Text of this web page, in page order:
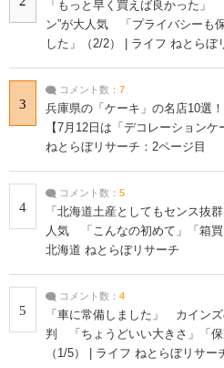
「もっと早く買えば良かった」
ン”が大人気 「プライバシーも
した」（2/2） | ライフ ねとらぼ
3
コメント数： 7
兵庫県の「ケーキ」の名店10選
【7月12日は「デコレーション
ねとらぼリサーチ：2ページ目
4
コメント数： 5
「北海道土産としてもセンス抜
人気 「こんなの初めて」「箱買
北海道 ねとらぼリサーチ
5
コメント数： 4
「車に常備しました」 カイン
判 「ちょうどいい大きさ」「保
（1/5） | ライフ ねとらぼリサー